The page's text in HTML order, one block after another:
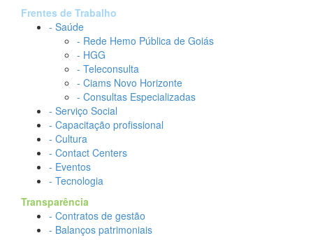
Frentes de Trabalho
- Saúde
- Rede Hemo Pública de Goiás
- HGG
- Teleconsulta
- Ciams Novo Horizonte
- Consultas Especializadas
- Serviço Social
- Capacitação profissional
- Cultura
- Contact Centers
- Eventos
- Tecnologia
Transparência
- Contratos de gestão
- Balanços patrimoniais